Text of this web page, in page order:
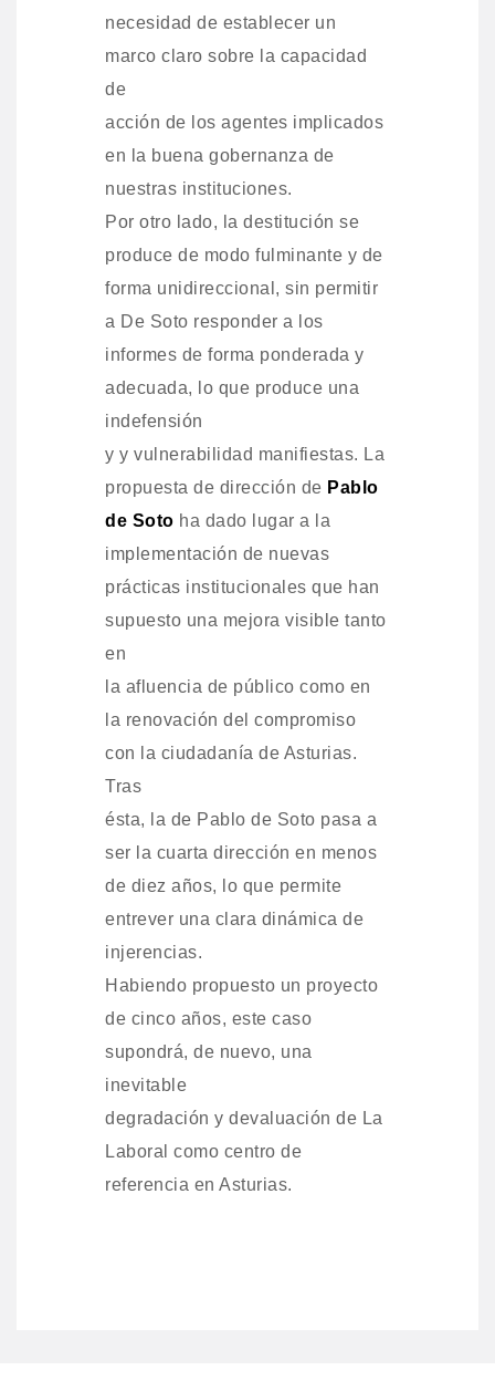
necesidad de establecer un
marco claro sobre la capacidad
de
acción de los agentes implicados
en la buena gobernanza de
nuestras instituciones.
Por otro lado, la destitución se
produce de modo fulminante y de
forma unidireccional, sin permitir
a De Soto responder a los
informes de forma ponderada y
adecuada, lo que produce una
indefensión
y y vulnerabilidad manifiestas. La
propuesta de dirección de Pablo
de Soto ha dado lugar a la
implementación de nuevas
prácticas institucionales que han
supuesto una mejora visible tanto
en
la afluencia de público como en
la renovación del compromiso
con la ciudadanía de Asturias.
Tras
ésta, la de Pablo de Soto pasa a
ser la cuarta dirección en menos
de diez años, lo que permite
entrever una clara dinámica de
injerencias.
Habiendo propuesto un proyecto
de cinco años, este caso
supondrá, de nuevo, una
inevitable
degradación y devaluación de La
Laboral como centro de
referencia en Asturias.